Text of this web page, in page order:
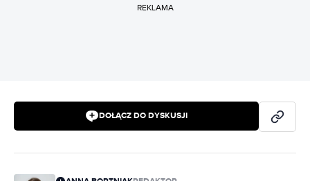
REKLAMA
DOŁĄCZ DO DYSKUSJI